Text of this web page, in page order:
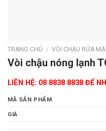
TRANG CHỦ / VÒI CHẬU RỬA
Vòi chậu nóng lạnh
LIÊN HỆ: 08 8838 8838 ĐỂ
MÃ SẢN PHẨM
GIÁ